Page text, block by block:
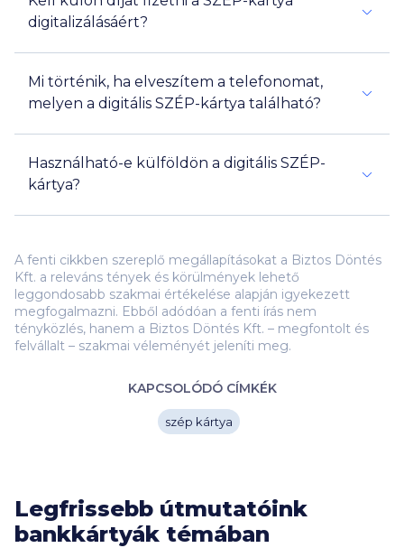
digitalizálásáért?
Mi történik, ha elveszítem a telefonomat,
melyen a digitális SZÉP-kártya található?
Használható-e külföldön a digitális SZÉP-
kártya?
A fenti cikkben szereplő megállapításokat a Biztos Döntés
Kft. a releváns tények és körülmények lehető
leggondosabb szakmai értékelése alapján igyekezett
megfogalmazni. Ebből adódóan a fenti írás nem
tényközlés, hanem a Biztos Döntés Kft. – megfontolt és
felvállalt – szakmai véleményét jeleníti meg.
KAPCSOLÓDÓ CÍMKÉK
szép kártya
Legfrissebb útmutatóink
bankkártyák témában